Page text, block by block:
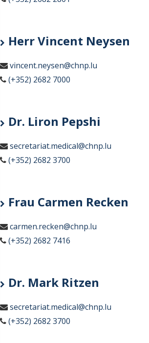
Herr Vincent Neysen
vincent.neysen@chnp.lu
(+352) 2682 7000
Dr. Liron Pepshi
secretariat.medical@chnp.lu
(+352) 2682 3700
Frau Carmen Recken
carmen.recken@chnp.lu
(+352) 2682 7416
Dr. Mark Ritzen
secretariat.medical@chnp.lu
(+352) 2682 3700